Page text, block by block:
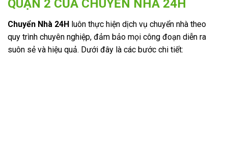
QUẬN 2 CỦA CHUYỂN NHÀ 24H
Chuyển Nhà 24H luôn thực hiện dịch vụ chuyển nhà theo
quy trình chuyên nghiệp, đảm bảo mọi công đoạn diễn ra
suôn sẻ và hiệu quả. Dưới đây là các bước chi tiết: